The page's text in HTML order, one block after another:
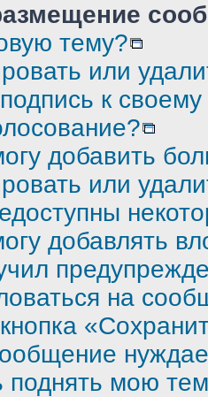
тему?
или
к
добавить
или
добавлять
на
поднять мою